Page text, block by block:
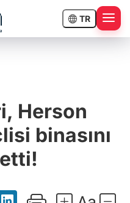
TR
Herson
binasını